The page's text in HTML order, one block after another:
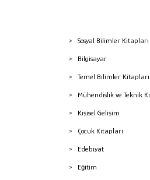
Sosyal Bilimler Kitapları
Bilgisayar
Temel Bilimler Kitapları
Mühendislik ve Teknik
Kişisel Gelişim
Çocuk Kitapları
Edebiyat
Eğitim